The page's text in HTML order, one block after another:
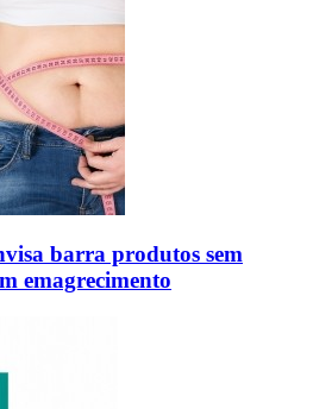
barra produtos sem
emagrecimento